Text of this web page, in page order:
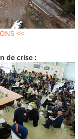
<<
de crise :